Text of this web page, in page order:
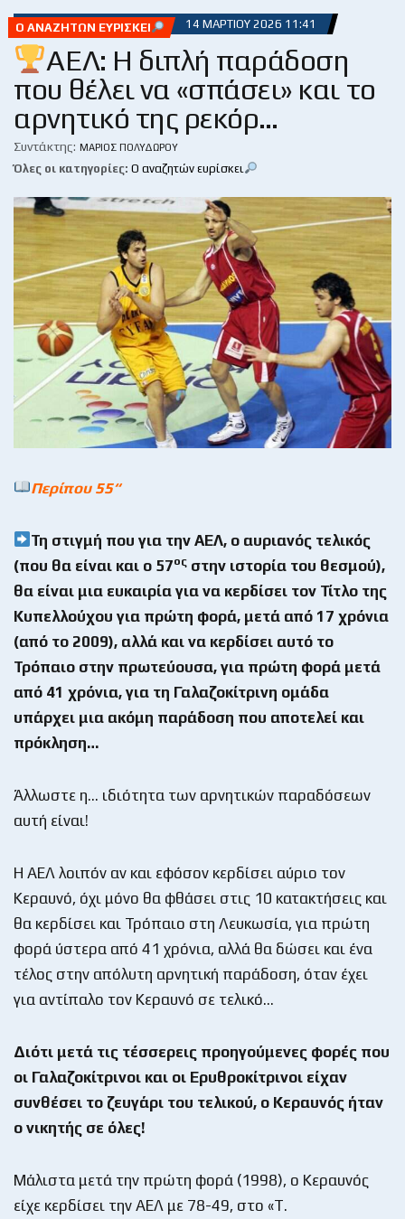
Ο ΑΝΑΖΗΤΏΝ ΕΥΡΊΣΚΕΙ 14 ΜΑΡΤΊΟΥ 2026 11:41
ΑΕΛ: Η διπλή παράδοση
που θέλει να «σπάσει» και το
αρνητικό της ρεκόρ…
Συντάκτης: ΜΆΡΙΟΣ ΠΟΛΥΔΏΡΟΥ
Όλες οι κατηγορίες: Ο αναζητών ευρίσκει
Περίπου 55“
Τη στιγμή που για την ΑΕΛ, ο αυριανός τελικός
(που θα είναι και ο 57ος στην ιστορία του θεσμού),
θα είναι μια ευκαιρία για να κερδίσει τον Τίτλο της
Κυπελλούχου για πρώτη φορά, μετά από 17 χρόνια
(από το 2009), αλλά και να κερδίσει αυτό το
Τρόπαιο στην πρωτεύουσα, για πρώτη φορά μετά
από 41 χρόνια, για τη Γαλαζοκίτρινη ομάδα
υπάρχει μια ακόμη παράδοση που αποτελεί και
πρόκληση…
Άλλωστε η… ιδιότητα των αρνητικών παραδόσεων
αυτή είναι!
Η ΑΕΛ λοιπόν αν και εφόσον κερδίσει αύριο τον
Κεραυνό, όχι μόνο θα φθάσει στις 10 κατακτήσεις και
θα κερδίσει και Τρόπαιο στη Λευκωσία, για πρώτη
φορά ύστερα από 41 χρόνια, αλλά θα δώσει και ένα
τέλος στην απόλυτη αρνητική παράδοση, όταν έχει
για αντίπαλο τον Κεραυνό σε τελικό…
Διότι μετά τις τέσσερεις προηγούμενες φορές που
οι Γαλαζοκίτρινοι και οι Ερυθροκίτρινοι είχαν
συνθέσει το ζευγάρι του τελικού, ο Κεραυνός ήταν
ο νικητής σε όλες!
Μάλιστα μετά την πρώτη φορά (1998), ο Κεραυνός
είχε κερδίσει την ΑΕΛ με 78-49, στο «Τ.